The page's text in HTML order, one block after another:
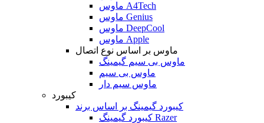
ماوس A4Tech
ماوس Genius
ماوس DeepCool
ماوس Apple
ماوس بر اساس نوع اتصال
ماوس بی سیم گیمینگ
ماوس بی سیم
ماوس سیم دار
کیبورد
کیبورد گیمینگ بر اساس برند
کیبورد گیمینگ Razer